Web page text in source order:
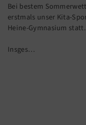
Bei bestem
erstmals unser Kita-
Heine-Gymnasium statt.
Insges…